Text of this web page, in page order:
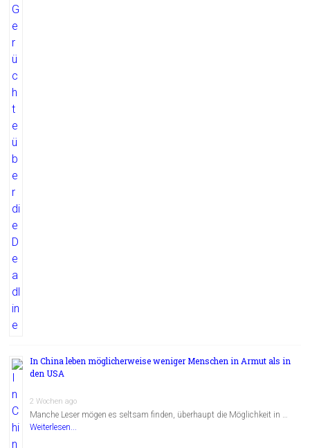
In China leben möglicherweise weniger Menschen in Armut als in
den USA
2 Wochen ago
Manche Leser mögen es seltsam finden, überhaupt die Möglichkeit in …
Weiterlesen...